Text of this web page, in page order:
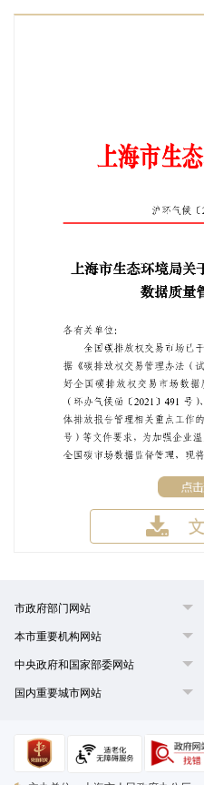
市政府部门网站
本市重要机构网站
中央政府和国家部委网站
国内重要城市网站